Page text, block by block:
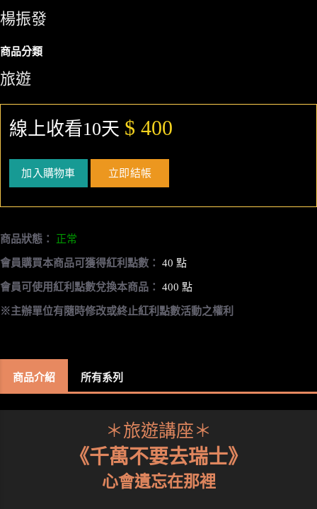
楊振發
商品分類
旅遊
線上收看10天 $ 400
加入購物車 立即結帳
商品狀態： 正常
會員購買本商品可獲得紅利點數： 40 點
會員可使用紅利點數兌換本商品： 400 點
※主辦單位有隨時修改或終止紅利點數活動之權利
商品介紹 所有系列
＊旅遊講座＊
《千萬不要去瑞士》
心會遺忘在那裡